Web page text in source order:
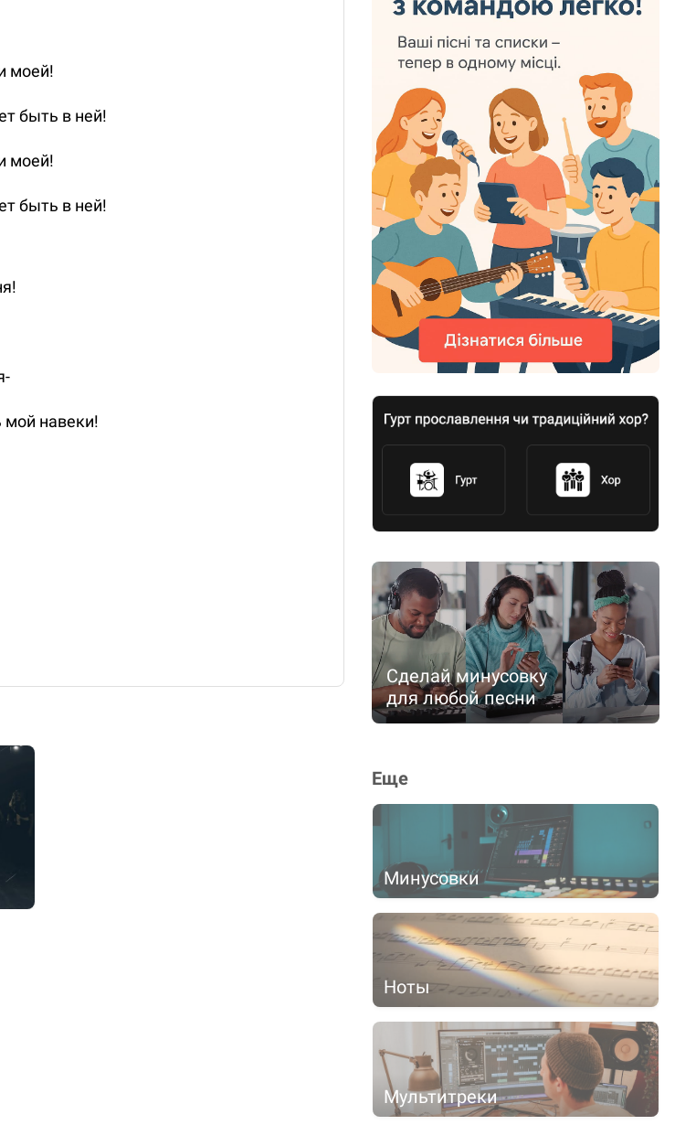
моей!
быть в ней!
моей!
быть в ней!
мой навеки!
Сделай минусовку
для любой песни
Еще
Минусовки
Ноты
Мультитреки